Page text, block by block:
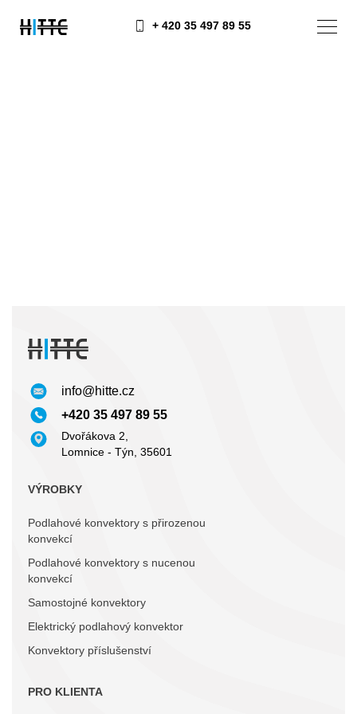
+ 420 35 497 89 55
info@hitte.cz
+420 35 497 89 55
Dvořákova 2,
Lomnice - Týn, 35601
VÝROBKY
Podlahové konvektory s přirozenou
konvekcí
Podlahové konvektory s nucenou
konvekcí
Samostojné konvektory
Elektrický podlahový konvektor
Konvektory příslušenství
PRO KLIENTA